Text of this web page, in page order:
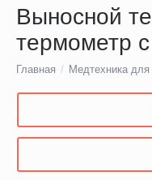
Выносной
термометр
Главная / Медтехника